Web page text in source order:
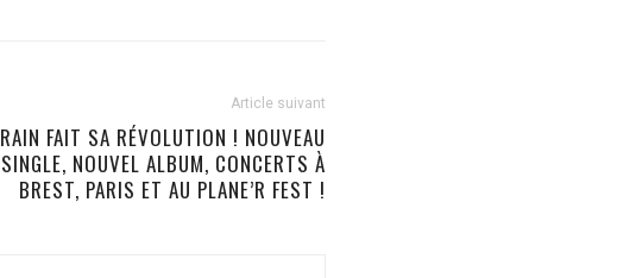
Article suivant
FAIT SA RÉVOLUTION ! NOUVEAU
SINGLE, NOUVEL ALBUM, CONCERTS À
BREST, PARIS ET AU PLANE’R FEST !